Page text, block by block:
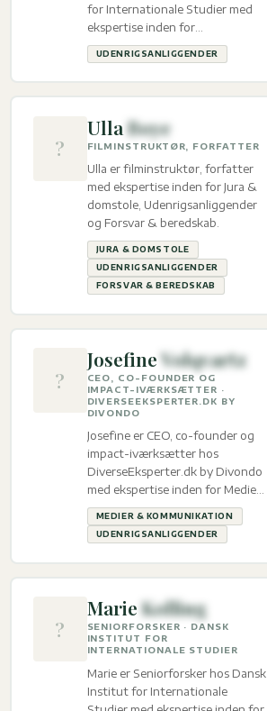
for Internationale Studier med
ekspertise inden for
Udenrigsanliggender.
UDENRIGSANLIGGENDER
?
UllaBoye
FILMINSTRUKTØR, FORFATTER
Ulla er filminstruktør, forfatter
med ekspertise inden for Jura &
domstole, Udenrigsanliggender
og Forsvar & beredskab.
JURA & DOMSTOLE
UDENRIGSANLIGGENDER
FORSVAR & BEREDSKAB
?
JosefineVolqvartz
CEO, CO-FOUNDER OG
IMPACT-IVÆRKSÆTTER ·
DIVERSEEKSPERTER.DK BY
DIVONDO
Josefine er CEO, co-founder og
impact-iværksætter hos
DiverseEksperter.dk by Divondo
med ekspertise inden for Medier
& kommunikation og
Udenrigsanliggender.
MEDIER & KOMMUNIKATION
UDENRIGSANLIGGENDER
?
MarieKolling
SENIORFORSKER · DANSK
INSTITUT FOR
INTERNATIONALE STUDIER
Marie er Seniorforsker hos Dansk
Institut for Internationale